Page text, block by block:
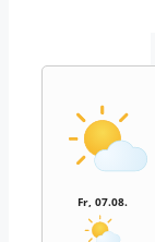
Fr, 07.08.